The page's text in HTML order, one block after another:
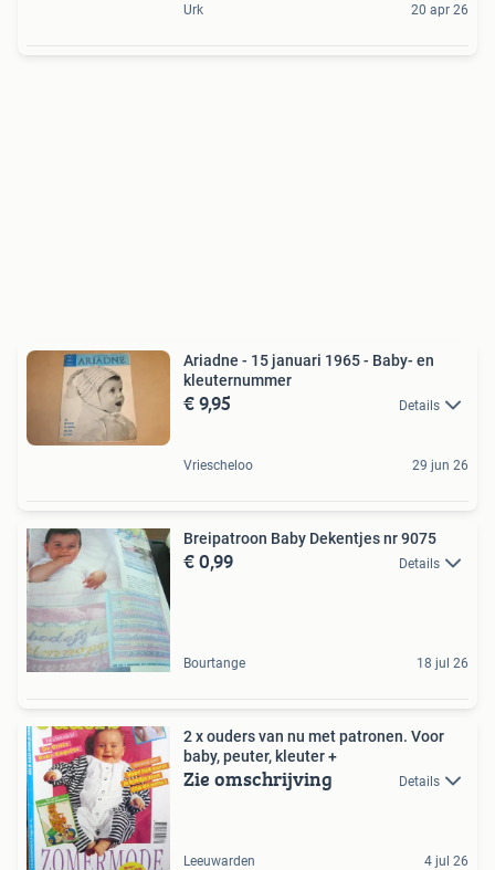
Urk 20 apr 26
Ariadne - 15 januari 1965 - Baby- en
kleuternummer
€ 9,95 Details
Vriescheloo 29 jun 26
Breipatroon Baby Dekentjes nr 9075
€ 0,99 Details
Bourtange 18 jul 26
2 x ouders van nu met patronen. Voor
baby, peuter, kleuter +
Zie omschrijving Details
Leeuwarden 4 jul 26